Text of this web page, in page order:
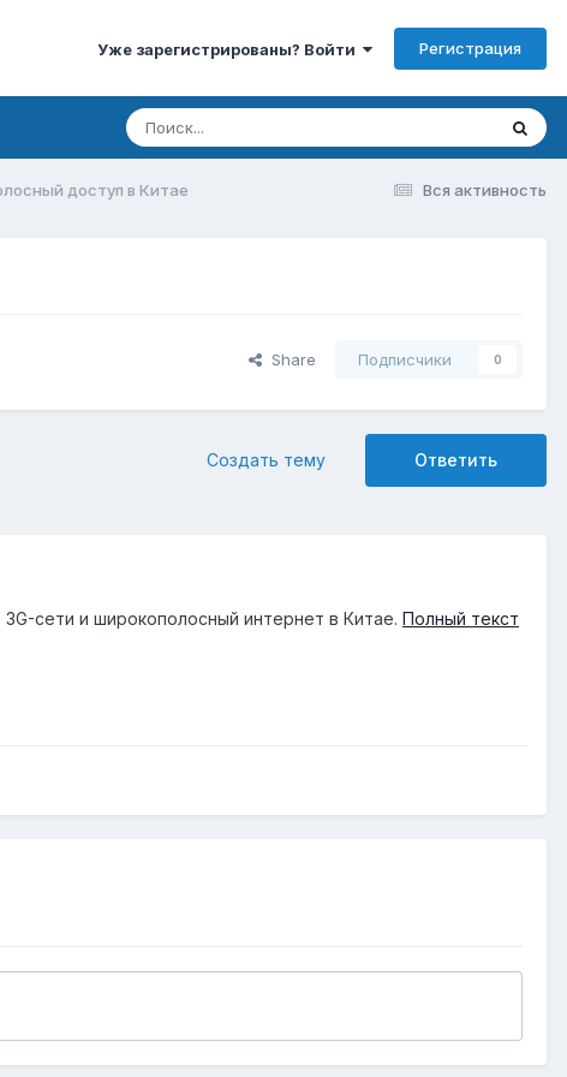
Уже зарегистрированы? Войти Регистрация
Вся активность
доступ в Китае
Share Подписчики 0
Ответить
Создать тему
сети и широкополосный интернет в Китае. Полный текст